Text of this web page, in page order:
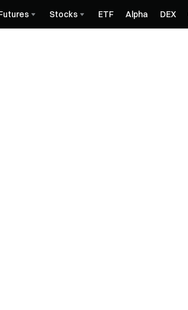
Stocks ETF Alpha DEX